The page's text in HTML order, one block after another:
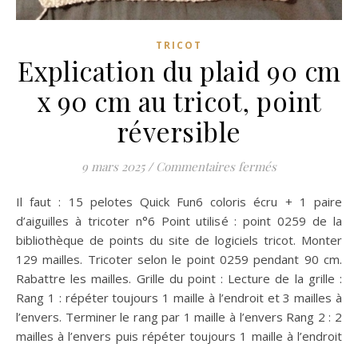
TRICOT
Explication du plaid 90 cm
x 90 cm au tricot, point
réversible
9 mars 2025 / Commentaires ferméssur
Il faut : 15 pelotes Quick Fun6 coloris écru + 1 paire
d’aiguilles à tricoter n°6 Point utilisé : point 0259 de la
bibliothèque de points du site de logiciels tricot. Monter
129 mailles. Tricoter selon le point 0259 pendant 90 cm.
Rabattre les mailles. Grille du point : Lecture de la grille :
Rang 1 : répéter toujours 1 maille à l’endroit et 3 mailles à
l’envers. Terminer le rang par 1 maille à l’envers Rang 2 : 2
mailles à l’envers puis répéter toujours 1 maille à l’endroit